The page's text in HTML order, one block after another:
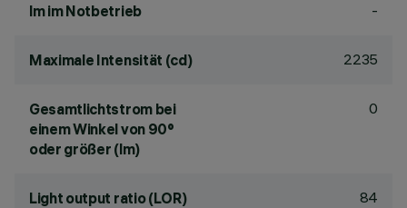
lm im Notbetrieb -
Maximale Intensität (cd) 2235
Gesamtlichtstrom bei
einem Winkel von 90°
oder größer (lm)
0
Light output ratio (LOR) 84